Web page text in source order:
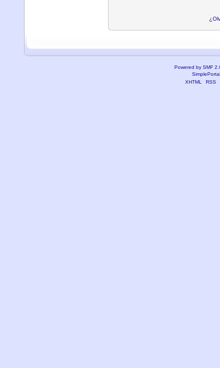
Powered by SMF
XHTML
RSS